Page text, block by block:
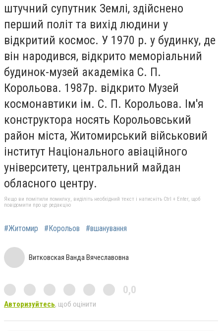
штучний супутник Землі, здійснено
перший політ та вихід людини у
відкритий космос. У 1970 р. у будинку, де
він народився, відкрито меморіальний
будинок-музей академіка С. П.
Корольова. 1987р. відкрито Музей
космонавтики ім. С. П. Корольова. Ім'я
конструктора носять Корольовський
район міста, Житомирський військовий
інститут Національного авіаційного
університету, центральний майдан
обласного центру.
Якщо ви помітили помилку, виділіть необхідний текст і натисніть Ctrl + Enter, щоб
повідомити про це редакцію
#Житомир #Корольов #вшанування
Витковская Ванда Вячеславовна
0,0
Авторизуйтесь, щоб оцінити